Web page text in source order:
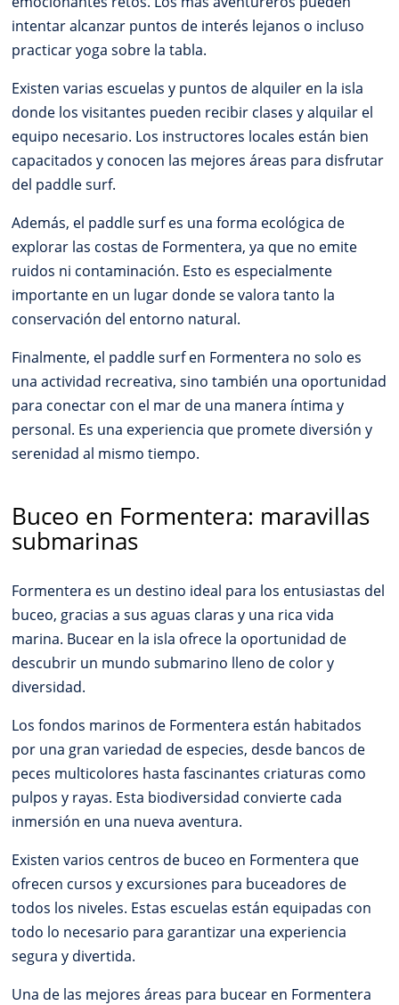
intentar alcanzar puntos de interés lejanos o incluso
practicar yoga sobre la tabla.
Existen varias escuelas y puntos de alquiler en la isla
donde los visitantes pueden recibir clases y alquilar el
equipo necesario. Los instructores locales están bien
capacitados y conocen las mejores áreas para disfrutar
del paddle surf.
Además, el paddle surf es una forma ecológica de
explorar las costas de Formentera, ya que no emite
ruidos ni contaminación. Esto es especialmente
importante en un lugar donde se valora tanto la
conservación del entorno natural.
Finalmente, el paddle surf en Formentera no solo es
una actividad recreativa, sino también una oportunidad
para conectar con el mar de una manera íntima y
personal. Es una experiencia que promete diversión y
serenidad al mismo tiempo.
Buceo en Formentera: maravillas
submarinas
Formentera es un destino ideal para los entusiastas del
buceo, gracias a sus aguas claras y una rica vida
marina. Bucear en la isla ofrece la oportunidad de
descubrir un mundo submarino lleno de color y
diversidad.
Los fondos marinos de Formentera están habitados
por una gran variedad de especies, desde bancos de
peces multicolores hasta fascinantes criaturas como
pulpos y rayas. Esta biodiversidad convierte cada
inmersión en una nueva aventura.
Existen varios centros de buceo en Formentera que
ofrecen cursos y excursiones para buceadores de
todos los niveles. Estas escuelas están equipadas con
todo lo necesario para garantizar una experiencia
segura y divertida.
Una de las mejores áreas para bucear en Formentera